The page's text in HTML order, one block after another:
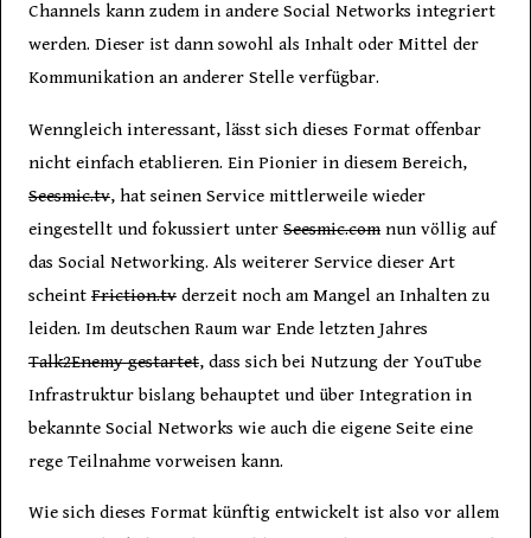
Channels kann zudem in andere Social Networks integriert
werden. Dieser ist dann sowohl als Inhalt oder Mittel der
Kommunikation an anderer Stelle verfügbar.
Wenngleich interessant, lässt sich dieses Format offenbar
nicht einfach etablieren. Ein Pionier in diesem Bereich,
Seesmic.tv, hat seinen Service mittlerweile wieder
eingestellt und fokussiert unter Seesmic.comnun völlig auf
das Social Networking. Als weiterer Service dieser Art
scheint Friction.tvderzeit noch am Mangel an Inhalten zu
leiden. Im deutschen Raum war Ende letzten Jahres
Talk2Enemy gestartet, dass sich bei Nutzung der YouTube
Infrastruktur bislang behauptet und über Integration in
bekannte Social Networks wie auch die eigene Seite eine
rege Teilnahme vorweisen kann.
Wie sich dieses Format künftig entwickelt ist also vor allem